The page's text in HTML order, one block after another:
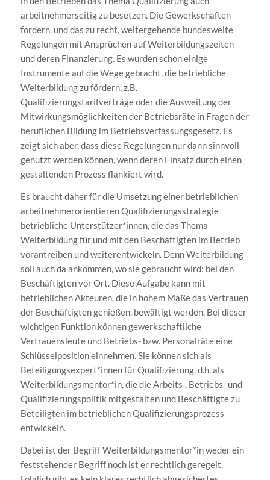
arbeitnehmerseitig zu besetzen. Die Gewerkschaften
fordern, und das zu recht, weitergehende bundesweite
Regelungen mit Ansprüchen auf Weiterbildungszeiten
und deren Finanzierung. Es wurden schon einige
Instrumente auf die Wege gebracht, die betriebliche
Weiterbildung zu fördern, z.B.
Qualifizierungstarifverträge oder die Ausweitung der
Mitwirkungsmöglichkeiten der Betriebsräte in Fragen der
beruflichen Bildung im Betriebsverfassungsgesetz. Es
zeigt sich aber, dass diese Regelungen nur dann sinnvoll
genutzt werden können, wenn deren Einsatz durch einen
gestaltenden Prozess flankiert wird.
Es braucht daher für die Umsetzung einer betrieblichen
arbeitnehmerorientieren Qualifizierungsstrategie
betriebliche Unterstützer*innen, die das Thema
Weiterbildung für und mit den Beschäftigten im Betrieb
vorantreiben und weiterentwickeln. Denn Weiterbildung
soll auch da ankommen, wo sie gebraucht wird: bei den
Beschäftigten vor Ort. Diese Aufgabe kann mit
betrieblichen Akteuren, die in hohem Maße das Vertrauen
der Beschäftigten genießen, bewältigt werden. Bei dieser
wichtigen Funktion können gewerkschaftliche
Vertrauensleute und Betriebs- bzw. Personalräte eine
Schlüsselposition einnehmen. Sie können sich als
Beteiligungsexpert*innen für Qualifizierung, d.h. als
Weiterbildungsmentor*in, die die Arbeits-, Betriebs- und
Qualifizierungspolitik mitgestalten und Beschäftigte zu
Beteiligten im betrieblichen Qualifizierungsprozess
entwickeln.
Dabei ist der Begriff Weiterbildungsmentor*in weder ein
feststehender Begriff noch ist er rechtlich geregelt.